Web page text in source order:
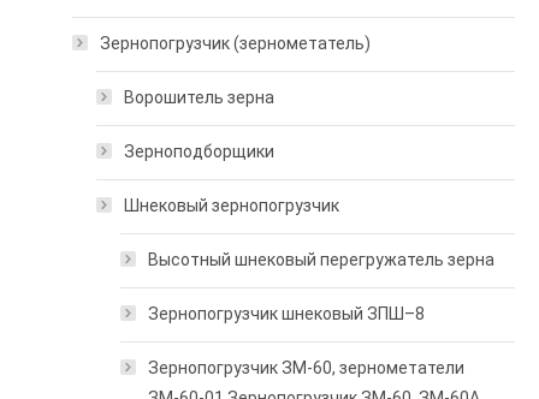
Зернопогрузчик (зернометатель)
Ворошитель зерна
Зерноподборщики
Шнековый зернопогрузчик
Высотный шнековый перегружатель зерна
Зернопогрузчик шнековый ЗПШ–8
Зернопогрузчик ЗМ-60, зернометатели